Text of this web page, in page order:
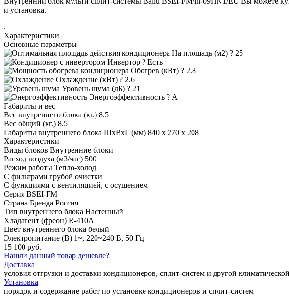
и установка.
.
Характеристики
Основные параметры
На площадь (м2) ? 25
Инвертор ? Есть
Обогрев (кВт) ? 2.8
Охлаждение (кВт) ? 2.6
Уровень шума (дБ) ? 21
Энергоэффективность ? A
Габариты и вес
Вес внутреннего блока (кг.) 8.5
Вес общий (кг.) 8.5
Габариты внутреннего блока ШхВхГ (мм) 840 х 270 х 208
Характеристики
Виды блоков Внутренние блоки
Расход воздуха (м3/час) 500
Режим работы Тепло-холод
С фильтрами грубой очистки
С функциями с вентиляцией, с осушением
Серия BSEI-FM
Страна Бренда Россия
Тип внутреннего блока Настенный
Хладагент (фреон) R-410A
Цвет внутреннего блока белый
Электропитание (В) 1~, 220~240 В, 50 Гц
15 100 руб.
Нашли данный товар дешевле?
Доставка
условия отгрузки и доставки кондиционеров, сплит-систем и другой
Установка
порядок и содержание работ по установке кондиционеров и сплит-систем